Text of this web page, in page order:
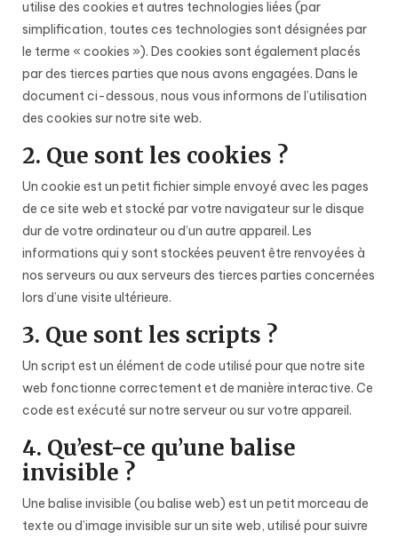
utilise des cookies et autres technologies liées (par
simplification, toutes ces technologies sont désignées par
le terme « cookies »). Des cookies sont également placés
par des tierces parties que nous avons engagées. Dans le
document ci-dessous, nous vous informons de l’utilisation
des cookies sur notre site web.
2. Que sont les cookies ?
Un cookie est un petit fichier simple envoyé avec les pages
de ce site web et stocké par votre navigateur sur le disque
dur de votre ordinateur ou d’un autre appareil. Les
informations qui y sont stockées peuvent être renvoyées à
nos serveurs ou aux serveurs des tierces parties concernées
lors d’une visite ultérieure.
3. Que sont les scripts ?
Un script est un élément de code utilisé pour que notre site
web fonctionne correctement et de manière interactive. Ce
code est exécuté sur notre serveur ou sur votre appareil.
4. Qu’est-ce qu’une balise
invisible ?
Une balise invisible (ou balise web) est un petit morceau de
texte ou d’image invisible sur un site web, utilisé pour suivre